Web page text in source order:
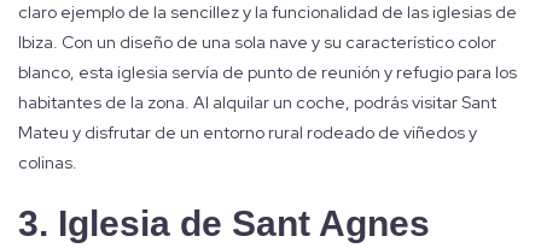
claro ejemplo de la sencillez y la funcionalidad de las iglesias de
Ibiza. Con un diseño de una sola nave y su característico color
blanco, esta iglesia servía de punto de reunión y refugio para los
habitantes de la zona. Al alquilar un coche, podrás visitar Sant
Mateu y disfrutar de un entorno rural rodeado de viñedos y
colinas.
3. Iglesia de Sant Agnes